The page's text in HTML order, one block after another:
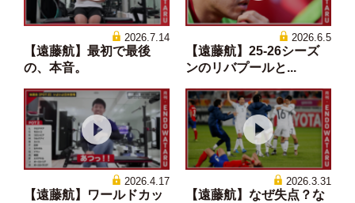
2026.7.14
【遠藤航】最初で最後
の、本音。
2026.6.5
【遠藤航】25-26シーズ
ンのリバプールと...
2026.4.17
【遠藤航】ワールドカッ
2026.3.31
【遠藤航】なぜ失点？な